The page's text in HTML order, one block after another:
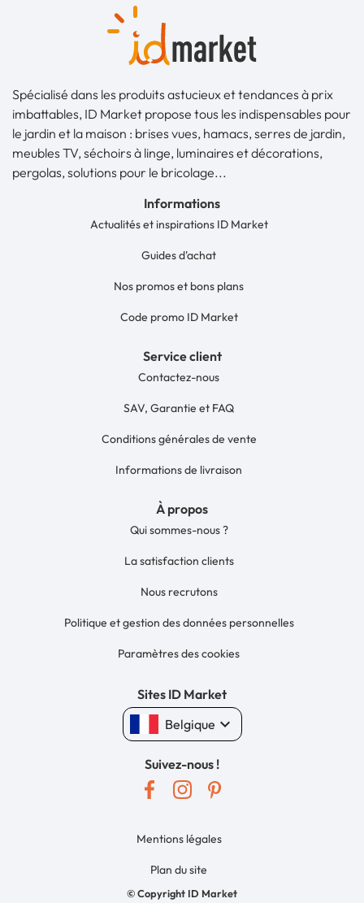
Spécialisé dans les produits astucieux et tendances à prix
imbattables, ID Market propose tous les indispensables pour
le jardin et la maison : brises vues, hamacs, serres de jardin,
meubles TV, séchoirs à linge, luminaires et décorations,
pergolas, solutions pour le bricolage...
Informations
Actualités et inspirations ID Market
Guides d'achat
Nos promos et bons plans
Code promo ID Market
Service client
Contactez-nous
SAV, Garantie et FAQ
Conditions générales de vente
Informations de livraison
À propos
Qui sommes-nous ?
La satisfaction clients
Nous recrutons
Politique et gestion des données personnelles
Paramètres des cookies
Sites ID Market
Belgique keyboard_arrow_down
Suivez-nous !
© Copyright ID Market
Mentions légales
Plan du site